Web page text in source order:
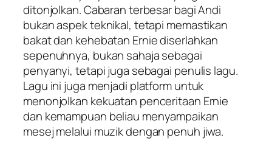
ditonjolkan. Cabaran terbesar bagi Andi
bukan aspek teknikal, tetapi memastikan
bakat dan kehebatan Ernie diserlahkan
sepenuhnya, bukan sahaja sebagai
penyanyi, tetapi juga sebagai penulis lagu.
Lagu ini juga menjadi platform untuk
menonjolkan kekuatan penceritaan Ernie
dan kemampuan beliau menyampaikan
mesej melalui muzik dengan penuh jiwa.